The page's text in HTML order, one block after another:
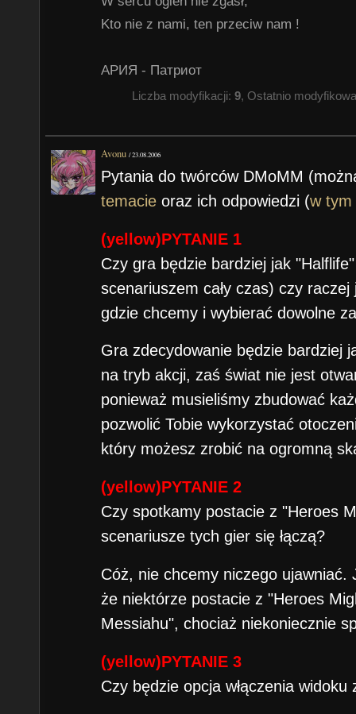
Kto nie z nami, ten przeciw nam !
АРИЯ - Патриот
Liczba modyfikacji: 9, Ostatnio
Avonu /23.08.2006
Pytania do twórców DMoMM
temacie oraz ich odpowiedzi (w tym
(yellow)PYTANIE 1
Czy gra będzie bardziej jak
scenariuszem cały czas) czy
gdzie chcemy i wybierać dowolne
Gra zdecydowanie będzie bardziej
na tryb akcji, zaś świat nie jest
ponieważ musieliśmy zbudować
pozwolić Tobie wykorzystać
który możesz zrobić na ogromną
(yellow)PYTANIE 2
Czy spotkamy postacie z "Heroes
scenariusze tych gier się łączą?
Cóż, nie chcemy niczego
że niektórze postacie z "Heroes
Messiahu", chociaż niekoniecznie
(yellow)PYTANIE 3
Czy będzie opcja włączenia